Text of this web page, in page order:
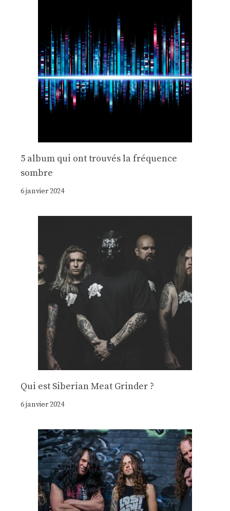
5 album qui ont trouvés la fréquence
sombre
6 janvier 2024
Qui est Siberian Meat Grinder ?
6 janvier 2024